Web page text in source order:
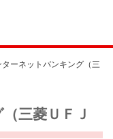
ターネットバンキング（三
三菱ＵＦＪ